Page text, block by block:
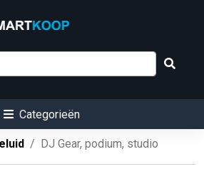
Categorieën
DJ Gear, podium, studio